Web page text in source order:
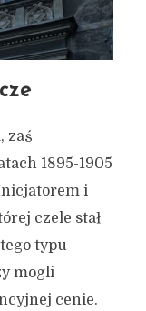
#14
miejsc
Oliwa
zaś
1895-1905
i
czele stał
typu
mogli
cenie.